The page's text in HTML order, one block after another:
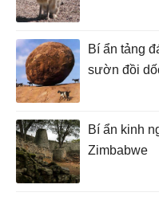
Bí ẩn tảng
sườn đồi
Bí ẩn kinh
Zimbabwe